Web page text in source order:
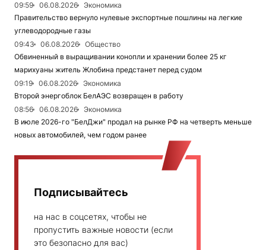
09:59 06.08.2026
Экономика
Правительство вернуло нулевые экспортные пошлины на легкие
углеводородные газы
09:43
06.08.2026
Общество
Обвиненный в выращивании конопли и хранении более 25 кг
марихуаны житель Жлобина предстанет перед судом
09:19
06.08.2026
Экономика
Второй энергоблок БелАЭС возвращен в работу
08:56
06.08.2026
Экономика
В июле 2026-го "БелДжи" продал на рынке РФ на четверть меньше
новых автомобилей, чем годом ранее
Подписывайтесь
на нас в соцсетях, чтобы не
пропустить важные новости (если
это безопасно для вас)